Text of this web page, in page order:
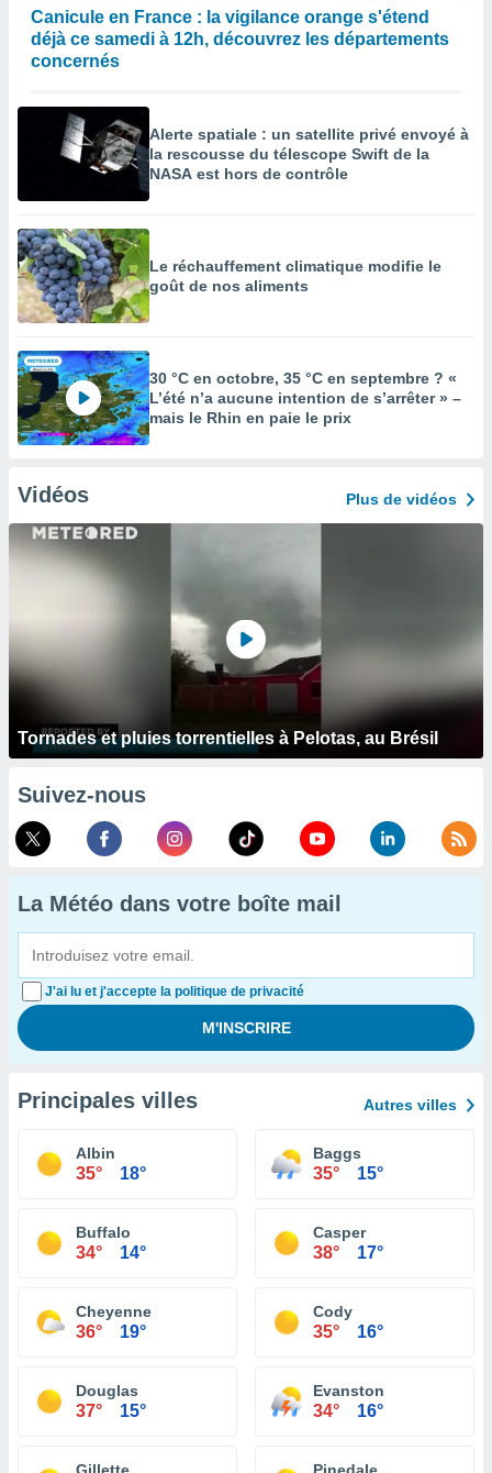
Canicule en France : la vigilance orange s'étend
déjà ce samedi à 12h, découvrez les départements
concernés
Alerte spatiale : un satellite privé envoyé à
la rescousse du télescope Swift de la
NASA est hors de contrôle
Le réchauffement climatique modifie le
goût de nos aliments
30 °C en octobre, 35 °C en septembre ? «
L’été n’a aucune intention de s’arrêter » –
mais le Rhin en paie le prix
Vidéos Plus de vidéos
Tornades et pluies torrentielles à Pelotas, au Brésil
Suivez-nous
La Météo dans votre boîte mail
J'ai lu et j'accepte la politique de privacité
Principales villes Autres villes
Albin
35° 18°
Baggs
35° 15°
Buffalo
34° 14°
Casper
38° 17°
Cheyenne
36° 19°
Cody
35° 16°
Douglas
37° 15°
Evanston
34° 16°